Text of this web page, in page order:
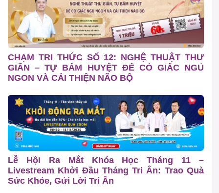
CHẠM TRI THỨC SỐ 12: NGHỆ THUẬT THƯ
GIÃN – TỰ BẤM HUYỆT ĐỂ CÓ GIẤC NGỦ
NGON VÀ CẢI THIỆN NÃO BỘ
Lễ Hội Ra Mắt Khóa Học Tháng 11 –
Livestream Khởi Đầu Tháng Tri Ân: Trao Quà
Sức Khỏe, Gửi Lời Tri Ân